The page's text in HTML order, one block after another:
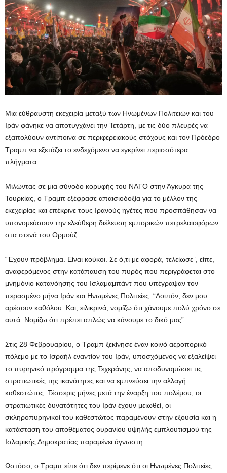
Μια εύθραυστη εκεχειρία μεταξύ των Ηνωμένων Πολιτειών και του
Ιράν φάνηκε να αποτυγχάνει την Τετάρτη, με τις δύο πλευρές να
εξαπολύουν αντίποινα σε περιφερειακούς στόχους και τον Πρόεδρο
Τραμπ να εξετάζει το ενδεχόμενο να εγκρίνει περισσότερα
πλήγματα.
Μιλώντας σε μια σύνοδο κορυφής του ΝΑΤΟ στην Άγκυρα της
Τουρκίας, ο Τραμπ εξέφρασε απαισιοδοξία για το μέλλον της
εκεχειρίας και επέκρινε τους Ιρανούς ηγέτες που προσπάθησαν να
υπονομεύσουν την ελεύθερη διέλευση εμπορικών πετρελαιοφόρων
στα στενά του Ορμούζ.
“Έχουν πρόβλημα. Είναι κούκοι. Σε ό,τι με αφορά, τελείωσε”, είπε,
αναφερόμενος στην κατάπαυση του πυρός που περιγράφεται στο
μνημόνιο κατανόησης του Ισλαμαμπάντ που υπέγραψαν τον
περασμένο μήνα Ιράν και Ηνωμένες Πολιτείες. “Λοιπόν, δεν μου
αρέσουν καθόλου. Και, ειλικρινά, νομίζω ότι χάνουμε πολύ χρόνο σε
αυτά. Νομίζω ότι πρέπει απλώς να κάνουμε το δικό μας”.
Στις 28 Φεβρουαρίου, ο Τραμπ ξεκίνησε έναν κοινό αεροπορικό
πόλεμο με το Ισραήλ εναντίον του Ιράν, υποσχόμενος να εξαλείψει
το πυρηνικό πρόγραμμα της Τεχεράνης, να αποδυναμώσει τις
στρατιωτικές της ικανότητες και να εμπνεύσει την αλλαγή
καθεστώτος. Τέσσερις μήνες μετά την έναρξη του πολέμου, οι
στρατιωτικές δυνατότητες του Ιράν έχουν μειωθεί, οι
σκληροπυρηνικοί του καθεστώτος παραμένουν στην εξουσία και η
κατάσταση του αποθέματος ουρανίου υψηλής εμπλουτισμού της
Ισλαμικής Δημοκρατίας παραμένει άγνωστη.
Ωστόσο, ο Τραμπ είπε ότι δεν περίμενε ότι οι Ηνωμένες Πολιτείες